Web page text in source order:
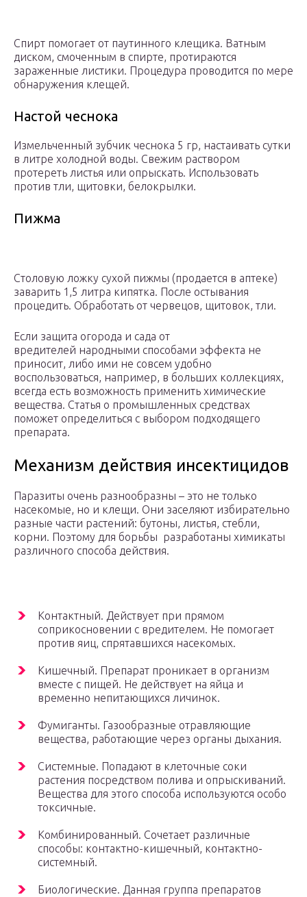
Спирт помогает от паутинного клещика. Ватным
диском, смоченным в спирте, протираются
зараженные листики. Процедура проводится по мере
обнаружения клещей.
Настой чеснока
Измельченный зубчик чеснока 5 гр, настаивать сутки
в литре холодной воды. Свежим раствором
протереть листья или опрыскать. Использовать
против тли, щитовки, белокрылки.
Пижма
Столовую ложку сухой пижмы (продается в аптеке)
заварить 1,5 литра кипятка. После остывания
процедить. Обработать от червецов, щитовок, тли.
Если защита огорода и сада от
вредителей народными способами эффекта не
приносит, либо ими не совсем удобно
воспользоваться, например, в больших коллекциях,
всегда есть возможность применить химические
вещества. Статья о промышленных средствах
поможет определиться с выбором подходящего
препарата.
Механизм действия инсектицидов
Паразиты очень разнообразны – это не только
насекомые, но и клещи. Они заселяют избирательно
разные части растений: бутоны, листья, стебли,
корни. Поэтому для борьбы разработаны химикаты
различного способа действия.
Контактный. Действует при прямом
соприкосновении с вредителем. Не помогает
против яиц, спрятавшихся насекомых.
Кишечный. Препарат проникает в организм
вместе с пищей. Не действует на яйца и
временно непитающихся личинок.
Фумиганты. Газообразные отравляющие
вещества, работающие через органы дыхания.
Системные. Попадают в клеточные соки
растения посредством полива и опрыскиваний.
Вещества для этого способа используются особо
токсичные.
Комбинированный. Сочетает различные
способы: контактно-кишечный, контактно-
системный.
Биологические. Данная группа препаратов